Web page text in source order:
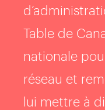
Table de
nationale
réseau et
lui mettre à